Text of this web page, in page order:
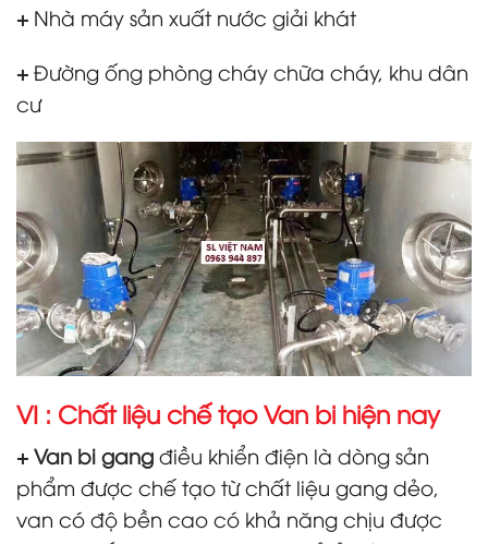
+ Nhà máy sản xuất nước giải khát
+ Đường ống phòng cháy chữa cháy, khu dân
cư
VI : Chất liệu chế tạo Van bi hiện nay
+ Van bi gang điều khiển điện là dòng sản
phẩm được chế tạo từ chất liệu gang dẻo,
van có độ bền cao có khả năng chịu được